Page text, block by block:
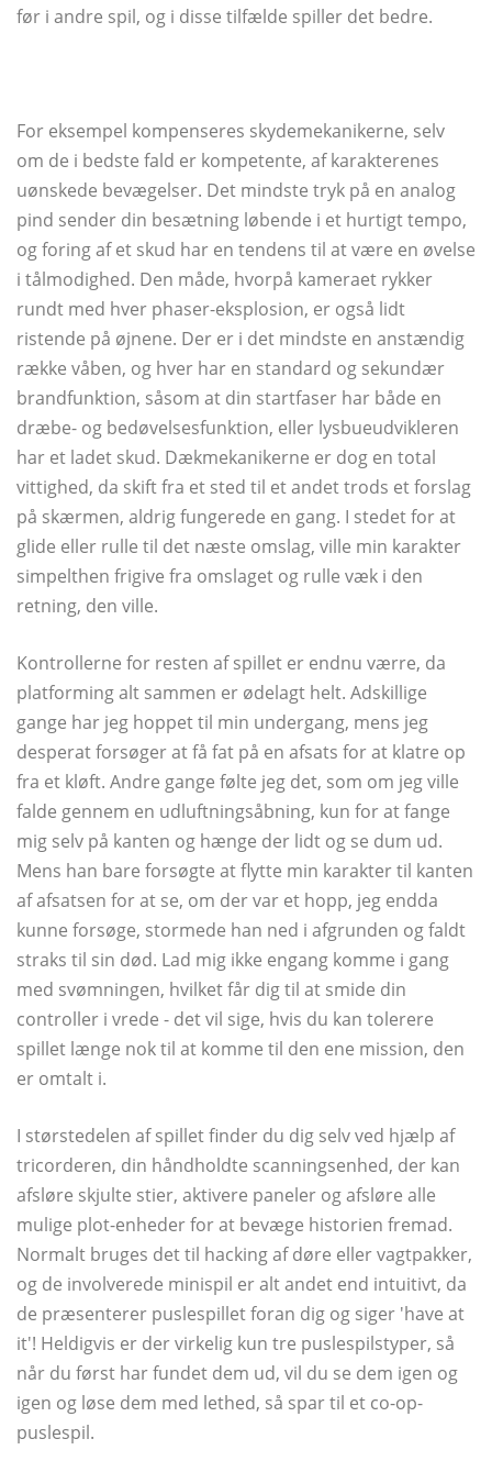
før i andre spil, og i disse tilfælde spiller det bedre.
For eksempel kompenseres skydemekanikerne, selv
om de i bedste fald er kompetente, af karakterenes
uønskede bevægelser. Det mindste tryk på en analog
pind sender din besætning løbende i et hurtigt tempo,
og foring af et skud har en tendens til at være en øvelse
i tålmodighed. Den måde, hvorpå kameraet rykker
rundt med hver phaser-eksplosion, er også lidt
ristende på øjnene. Der er i det mindste en anstændig
række våben, og hver har en standard og sekundær
brandfunktion, såsom at din startfaser har både en
dræbe- og bedøvelsesfunktion, eller lysbueudvikleren
har et ladet skud. Dækmekanikerne er dog en total
vittighed, da skift fra et sted til et andet trods et forslag
på skærmen, aldrig fungerede en gang. I stedet for at
glide eller rulle til det næste omslag, ville min karakter
simpelthen frigive fra omslaget og rulle væk i den
retning, den ville.
Kontrollerne for resten af ​​spillet er endnu værre, da
platforming alt sammen er ødelagt helt. Adskillige
gange har jeg hoppet til min undergang, mens jeg
desperat forsøger at få fat på en afsats for at klatre op
fra et kløft. Andre gange følte jeg det, som om jeg ville
falde gennem en udluftningsåbning, kun for at fange
mig selv på kanten og hænge der lidt og se dum ud.
Mens han bare forsøgte at flytte min karakter til kanten
af ​​afsatsen for at se, om der var et hopp, jeg endda
kunne forsøge, stormede han ned i afgrunden og faldt
straks til sin død. Lad mig ikke engang komme i gang
med svømningen, hvilket får dig til at smide din
controller i vrede - det vil sige, hvis du kan tolerere
spillet længe nok til at komme til den ene mission, den
er omtalt i.
I størstedelen af ​​spillet finder du dig selv ved hjælp af
tricorderen, din håndholdte scanningsenhed, der kan
afsløre skjulte stier, aktivere paneler og afsløre alle
mulige plot-enheder for at bevæge historien fremad.
Normalt bruges det til hacking af døre eller vagtpakker,
og de involverede minispil er alt andet end intuitivt, da
de præsenterer puslespillet foran dig og siger 'have at
it'! Heldigvis er der virkelig kun tre puslespilstyper, så
når du først har fundet dem ud, vil du se dem igen og
igen og løse dem med lethed, så spar til et co-op-
puslespil.